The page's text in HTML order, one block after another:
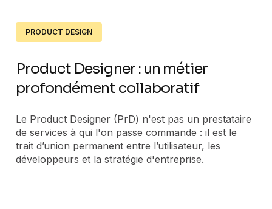
PRODUCT DESIGN
Product Designer : un métier
profondément collaboratif
Le Product Designer (PrD) n'est pas un prestataire
de services à qui l'on passe commande : il est le
trait d’union permanent entre l’utilisateur, les
développeurs et la stratégie d'entreprise.